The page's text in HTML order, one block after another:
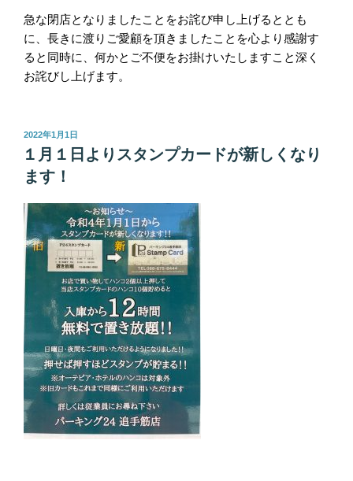
急な閉店となりましたことをお詫び申し上げるととも
に、長きに渡りご愛顧を頂きましたことを心より感謝す
ると同時に、何かとご不便をお掛けいたしますこと深く
お詫びし上げます。
投
稿
日:
2022年1月1日
１月１日よりスタンプカードが新しくなり
ます！